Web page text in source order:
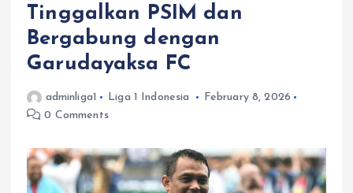
Tinggalkan PSIM dan
Bergabung dengan
Garudayaksa FC
adminliga1 Liga 1 Indonesia
February 8, 2026
0 Comments